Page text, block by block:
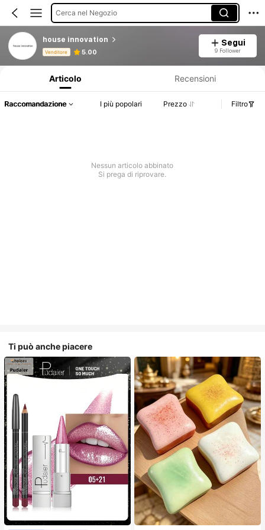
Cerca nel Negozio
house innovation
Venditore 5.00
Segui
9 Follower
Articolo Recensioni
Raccomandazione I più popolari Prezzo Filtro
Nessun articolo abbinato
Si prega di riprovare.
Ti può anche piacere